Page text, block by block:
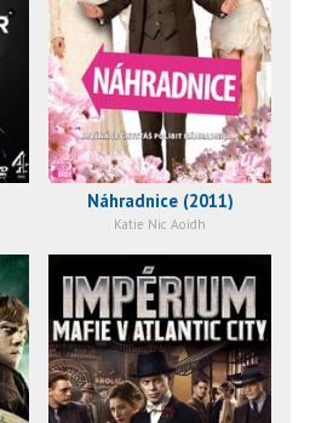
Náhradnice (2011)
Katie Nic Aoidh